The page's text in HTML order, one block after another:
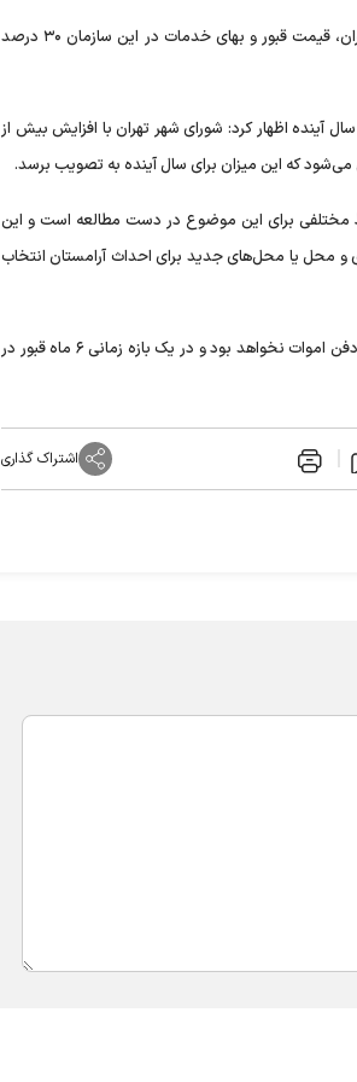
مدیرعامل سازمان بهشت زهرا (س) گفت: در صورت موافقت شورای شهر تهران، قیمت قبور و بهای خدمات در این سازمان ۳۰ درصد
آینده اظهار کرد: شورای شهر تهران با افزایش بیش از
مختلفی برای این موضوع در دست مطالعه است و این
و محل یا محل‌های جدید برای احداث آرامستان انتخاب
تاجیک گفت: در صورتی که زمین مورد نظر برای آرامستان انتخاب شود مشکلی برای آماده‌سازی جهت دفن اموات نخواهد بود و در یک بازه زمانی ۶ ماه قبور در
اشتراک گذاری